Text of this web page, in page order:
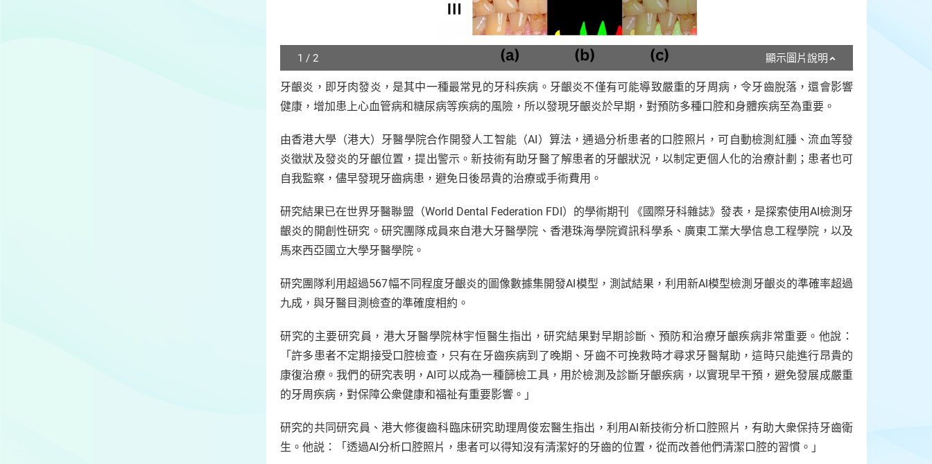
1 / 2
Play
/
the
顯示圖片說明
牙齦炎，即牙肉發炎，是其中一種最常見的牙科疾病。牙齦炎不僅有可能導致嚴重的牙周病，令牙齒脫落，還會影響
健康，增加患上心血管病和糖尿病等疾病的風險，所以發現牙齦炎於早期，對預防多種口腔和身體疾病至為重要。
由香港大學（港大）牙醫學院合作開發人工智能（AI）算法，通過分析患者的口腔照片，可自動檢測紅腫、流血等發
炎徵狀及發炎的牙齦位置，提出警示。新技術有助牙醫了解患者的牙齦狀況，以制定更個人化的治療計劃；患者也可
自我監察，儘早發現牙齒病患，避免日後昂貴的治療或手術費用。
研究結果已在世界牙醫聯盟（World Dental Federation FDI）的學術期刊 《國際牙科雜誌》發表，是探索使用AI檢測牙
齦炎的開創性研究。研究團隊成員來自港大牙醫學院、香港珠海學院資訊科學系、廣東工業大學信息工程學院，以及
馬來西亞國立大學牙醫學院。
研究團隊利用超過567幅不同程度牙齦炎的圖像數據集開發AI模型，測試結果，利用新AI模型檢測牙齦炎的準確率超過
九成，與牙醫目測檢查的準確度相約。
研究的主要研究員，港大牙醫學院林宇恒醫生指出，研究結果對早期診斷、預防和治療牙齦疾病非常重要。他說：
「許多患者不定期接受口腔檢查，只有在牙齒疾病到了晚期、牙齒不可挽救時才尋求牙醫幫助，這時只能進行昂貴的
康復治療。我們的研究表明，AI可以成為一種篩檢工具，用於檢測及診斷牙齦疾病，以實現早干預，避免發展成嚴重
的牙周疾病，對保障公衆健康和福祉有重要影響。」
研究的共同研究員、港大修復齒科臨床研究助理周俊宏醫生指出，利用AI新技術分析口腔照片，有助大衆保持牙齒衛
生。他説：「透過AI分析口腔照片，患者可以得知沒有清潔好的牙齒的位置，從而改善他們清潔口腔的習慣。」